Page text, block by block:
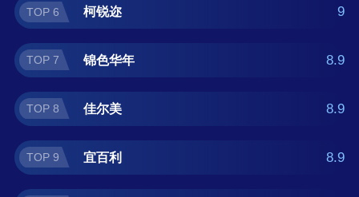
TOP 6 柯锐迩 9
TOP 7 锦色华年 8.9
TOP 8 佳尔美 8.9
TOP 9 宜百利 8.9